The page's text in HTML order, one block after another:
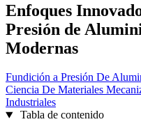
Enfoques
Presión de
Modernas
Fundición a Presión De
Ciencia De Materiales
Industriales
Tabla de contenido